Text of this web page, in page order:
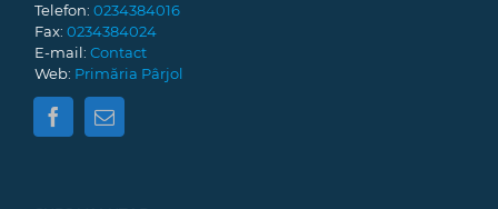
Telefon: 0234384016
Fax: 0234384024
E-mail: Contact
Web: Primăria Pârjol